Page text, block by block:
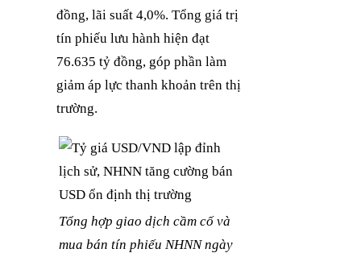
đồng, lãi suất 4,0%. Tổng giá trị
tín phiếu lưu hành hiện đạt
76.635 tỷ đồng, góp phần làm
giảm áp lực thanh khoản trên thị
trường.
Tổng hợp giao dịch cầm cố và
mua bán tín phiếu NHNN ngày